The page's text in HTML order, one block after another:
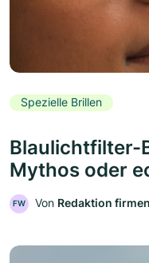
Spezielle Brillen
Blaulichtfilter-
Mythos oder
FW Von Redaktion